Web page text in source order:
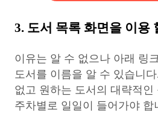
3. 도서 목록 화면을 이용
이유는 알 수 없으나 아래 링
도서를 이름을 알 수 있습니
없고 원하는 도서의 대략적인
주차별로 일일이 들어가야 합